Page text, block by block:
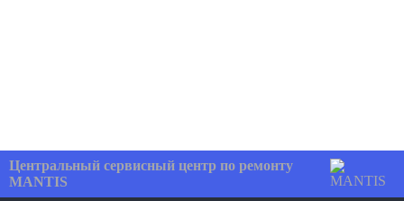
Центральный сервисный центр по ремонту
MANTIS